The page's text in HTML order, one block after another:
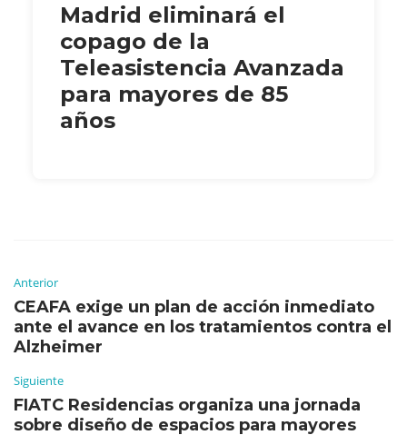
Madrid eliminará el
copago de la
Teleasistencia Avanzada
para mayores de 85
años
Anterior
CEAFA exige un plan de acción inmediato
ante el avance en los tratamientos contra el
Alzheimer
Siguiente
FIATC Residencias organiza una jornada
sobre diseño de espacios para mayores